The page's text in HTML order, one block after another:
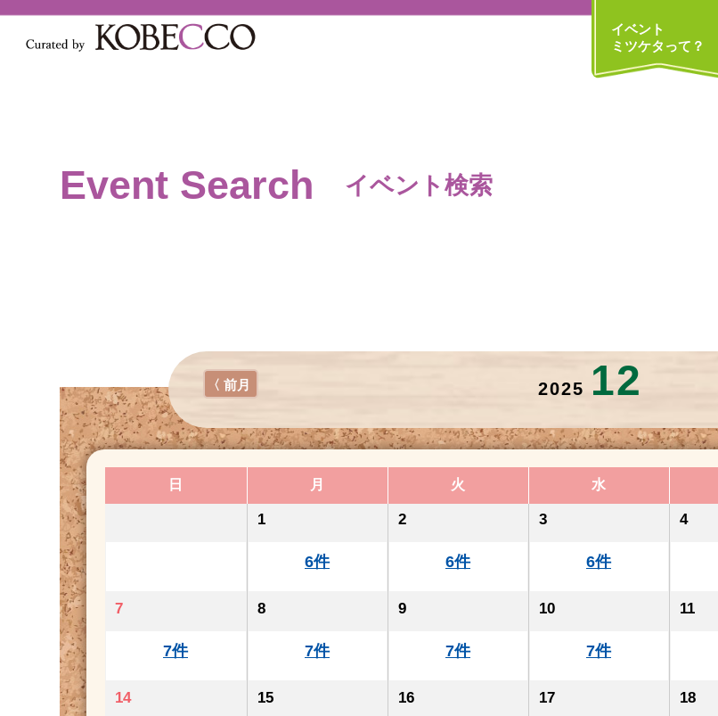
イベント
ミツケタって？
Event Search イベント検索
2025 12
〈 前月
日 月 火 水
1
6件
2
6件
3
6件
4
7
7件
8
7件
9
7件
10
7件
11
14 15 16 17 18